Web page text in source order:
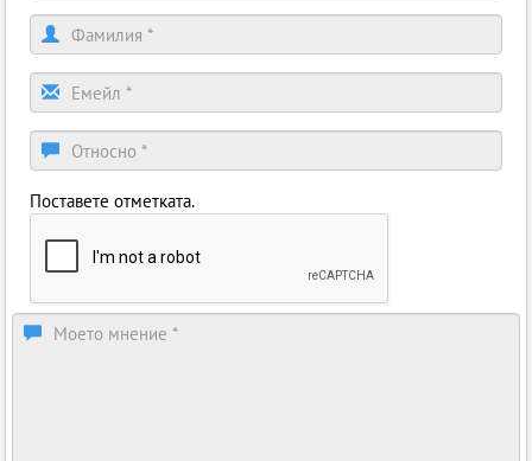
Поставете отметката.